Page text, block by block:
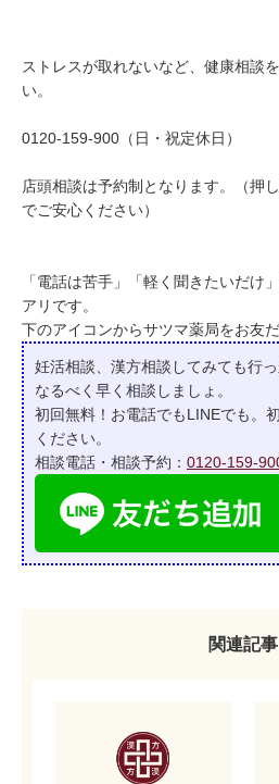
ストレスが取れないなど、健康相談
い。
0120-159-900（日・祝定休日）
店頭相談は予約制となります。（押
でご安心ください）
「電話は苦手」「軽く聞きたいだけ
アリです。
下のアイコンからサツマ薬局をお友
妊活相談、漢方相談してみても行
なるべく早く相談しましょ。
初回無料！お電話でもLINEでも。
ください。
相談電話・相談予約： 0120-159-
関連記事